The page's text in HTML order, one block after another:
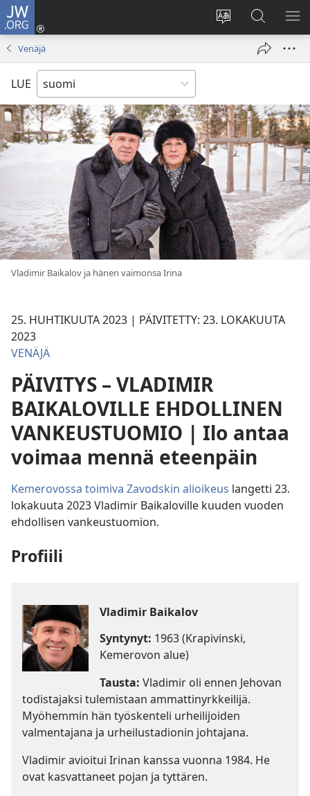
JW.ORG
Vaihda
sivuston
Kirjaudu
(avaa
Hae
JW.ORG-
sivustolta
Venäjä
LUE
Vladimir Baikalov ja hänen vaimonsa Irina
25. HUHTIKUUTA 2023 | PÄIVITETTY: 23. LOKAKUUTA
2023
VENÄJÄ
PÄIVITYS – VLADIMIR
BAIKALOVILLE EHDOLLINEN
VANKEUSTUOMIO | Ilo antaa
voimaa mennä eteenpäin
Kemerovossa toimiva Zavodskin alioikeus langetti 23.
lokakuuta 2023 Vladimir Baikaloville kuuden vuoden
ehdollisen vankeustuomion.
Profiili
Vladimir Baikalov
Syntynyt: 1963 (Krapivinski,
Kemerovon alue)
Tausta: Vladimir oli ennen Jehovan
todistajaksi tulemistaan ammattinyrkkeilijä.
Myöhemmin hän työskenteli urheilijoiden
valmentajana ja urheilustadionin johtajana.
Vladimir avioitui Irinan kanssa vuonna 1984. He
ovat kasvattaneet pojan ja tyttären.